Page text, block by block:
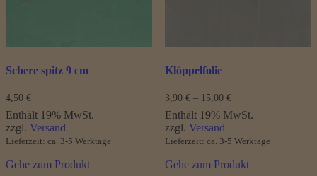
Schere spitz 9 cm
4,50 €
Enthält 19% MwSt.
zzgl. Versand
Lieferzeit: ca. 3-5 Werktage
Gehe zum Produkt
werden
Klöppelfolie
3,90 € – 15,00 €Preisspanne:
3,90 €
bis
Enthält 19% MwSt.
zzgl. Versand
Lieferzeit: ca. 3-5 Werktage
Gehe zum Produkt